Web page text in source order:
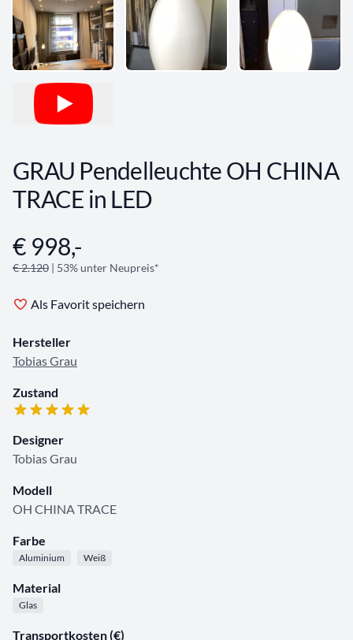
GRAU Pendelleuchte OH CHINA
TRACE in LED
Angebotsinformationen
€ 998,-
€ 2.120 | 53% unter Neupreis*
Als Favorit speichern
Hersteller
Tobias Grau
Zustand
Designer
Tobias Grau
Modell
OH CHINA TRACE
Farbe
Aluminium Weiß
Material
Glas
Transportkosten (€)